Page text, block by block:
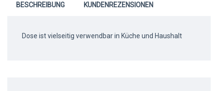
BESCHREIBUNG KUNDENREZENSIONEN
Dose ist vielseitig verwendbar in Küche und Haushalt